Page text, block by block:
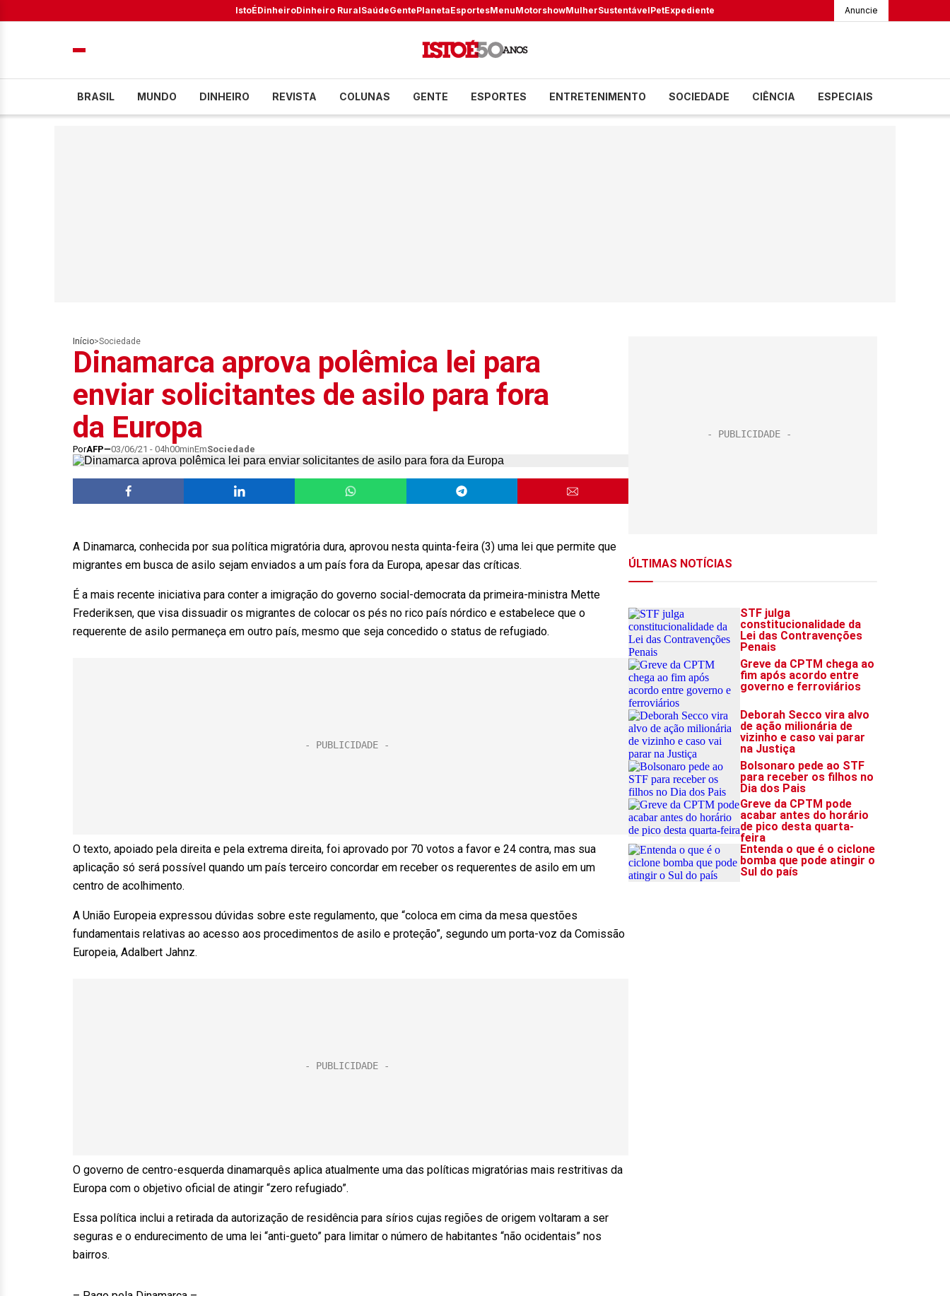
IstoÉDinheiroDinheiro RuralSaúdeGentePlanetaEsportesMenuMotorshowMulherSustentávelPetExpediente Anuncie
BRASIL MUNDO DINHEIRO REVISTA COLUNAS GENTE ESPORTES ENTRETENIMENTO SOCIEDADE CIÊNCIA ESPECIAIS
Início>Sociedade
Dinamarca aprova polêmica lei para
enviar solicitantes de asilo para fora
da Europa
PorAFP 03/06/21 - 04h00minEmSociedade
A Dinamarca, conhecida por sua política migratória dura, aprovou nesta quinta-feira (3) uma lei que permite que
migrantes em busca de asilo sejam enviados a um país fora da Europa, apesar das críticas.
É a mais recente iniciativa para conter a imigração do governo social-democrata da primeira-ministra Mette
Frederiksen, que visa dissuadir os migrantes de colocar os pés no rico país nórdico e estabelece que o
requerente de asilo permaneça em outro país, mesmo que seja concedido o status de refugiado.
O texto, apoiado pela direita e pela extrema direita, foi aprovado por 70 votos a favor e 24 contra, mas sua
aplicação só será possível quando um país terceiro concordar em receber os requerentes de asilo em um
centro de acolhimento.
A União Europeia expressou dúvidas sobre este regulamento, que “coloca em cima da mesa questões
fundamentais relativas ao acesso aos procedimentos de asilo e proteção”, segundo um porta-voz da Comissão
Europeia, Adalbert Jahnz.
O governo de centro-esquerda dinamarquês aplica atualmente uma das políticas migratórias mais restritivas da
Europa com o objetivo oficial de atingir “zero refugiado”.
Essa política inclui a retirada da autorização de residência para sírios cujas regiões de origem voltaram a ser
seguras e o endurecimento de uma lei “anti-gueto” para limitar o número de habitantes “não ocidentais” nos
bairros.